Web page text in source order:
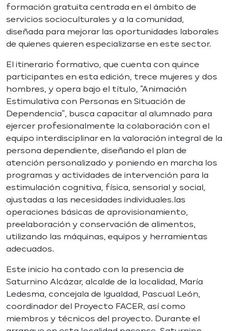
formación gratuita centrada en el ámbito de
servicios socioculturales y a la comunidad,
diseñada para mejorar las oportunidades laborales
de quienes quieren especializarse en este sector.
El itinerario formativo, que cuenta con quince
participantes en esta edición, trece mujeres y dos
hombres, y opera bajo el título, “Animación
Estimulativa con Personas en Situación de
Dependencia”, busca capacitar al alumnado para
ejercer profesionalmente la colaboración con el
equipo interdisciplinar en la valoración integral de la
persona dependiente, diseñando el plan de
atención personalizado y poniendo en marcha los
programas y actividades de intervención para la
estimulación cognitiva, física, sensorial y social,
ajustadas a las necesidades individuales.las
operaciones básicas de aprovisionamiento,
preelaboración y conservación de alimentos,
utilizando las máquinas, equipos y herramientas
adecuados.
Este inicio ha contado con la presencia de
Saturnino Alcázar, alcalde de la localidad, María
Ledesma, concejala de Igualdad, Pascual León,
coordinador del Proyecto FACER, así como
miembros y técnicos del proyecto. Durante el